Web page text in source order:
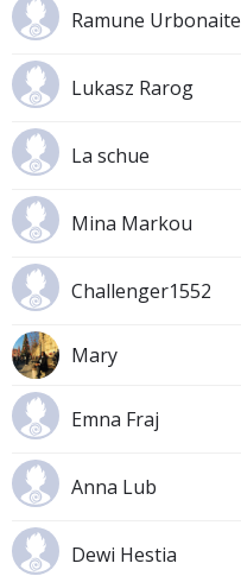
Ramune Urbonaite
Lukasz Rarog
La schue
Mina Markou
Challenger1552
Mary
Emna Fraj
Anna Lub
Dewi Hestia